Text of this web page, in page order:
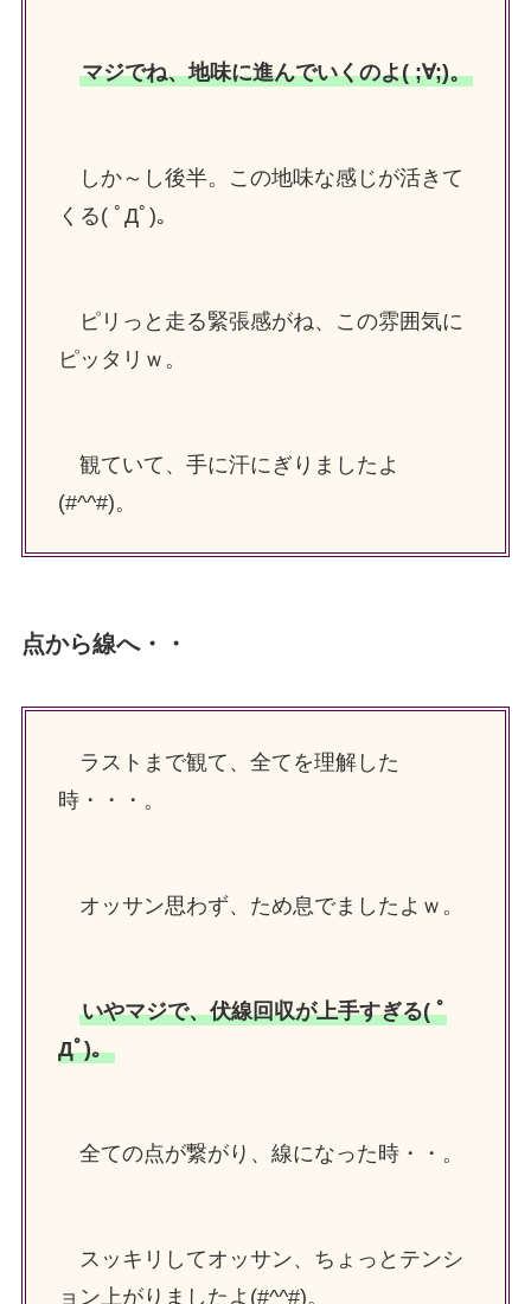
マジでね、地味に進んでいくのよ( ;∀;)。
しか～し後半。この地味な感じが活きて
くる( ﾟДﾟ)。
ピリっと走る緊張感がね、この雰囲気に
ピッタリｗ。
観ていて、手に汗にぎりましたよ
(#^^#)。
点から線へ・・
ラストまで観て、全てを理解した
時・・・。
オッサン思わず、ため息でましたよｗ。
いやマジで、伏線回収が上手すぎる( ﾟ
Дﾟ)。
全ての点が繋がり、線になった時・・。
スッキリしてオッサン、ちょっとテンシ
ョン上がりましたよ(#^^#)。